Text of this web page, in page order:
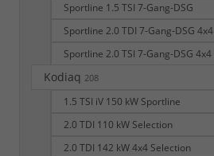
Sportline 1.5 TSI 7-Gang-DSG
Sportline 2.0 TDI 7-Gang-DSG 4x4
Sportline 2.0 TSI 7-Gang-DSG 4x4
Kodiaq 208
1.5 TSI iV 150 kW Sportline
2.0 TDI 110 kW Selection
2.0 TDI 142 kW 4x4 Selection